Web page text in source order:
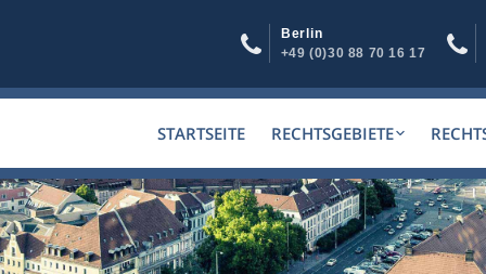
Berlin
+49 (0)30 88 70 16 17
STARTSEITE RECHTSGEBIETE